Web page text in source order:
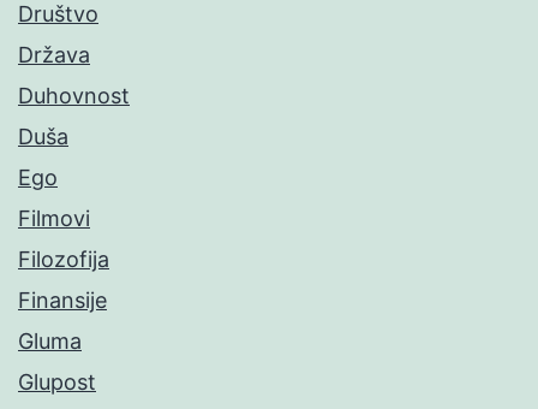
Društvo
Država
Duhovnost
Duša
Ego
Filmovi
Filozofija
Finansije
Gluma
Glupost